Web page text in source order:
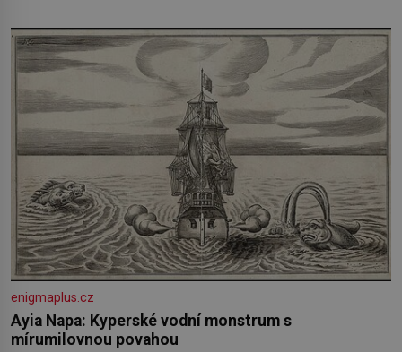
enigmaplus.cz
Ayia Napa: Kyperské vodní monstrum s
mírumilovnou povahou